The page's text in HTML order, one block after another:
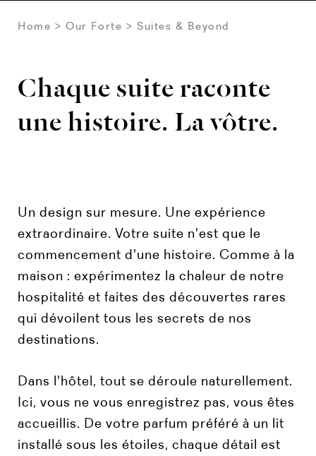
Home Our Forte Suites & Beyond
Chaque suite raconte
une histoire. La vôtre.
Un design sur mesure. Une expérience
extraordinaire. Votre suite n'est que le
commencement d'une histoire. Comme à la
maison : expérimentez la chaleur de notre
hospitalité et faites des découvertes rares
qui dévoilent tous les secrets de nos
destinations.
Dans l'hôtel, tout se déroule naturellement.
Ici, vous ne vous enregistrez pas, vous êtes
accueillis. De votre parfum préféré à un lit
installé sous les étoiles, chaque détail est